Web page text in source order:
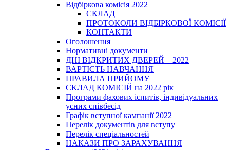
Відбіркова комісія 2022
СКЛАД
ПРОТОКОЛИ ВІДБІРКОВОЇ КОМІСІЇ
КОНТАКТИ
Оголошення
Нормативні документи
ДНІ ВІДКРИТИХ ДВЕРЕЙ – 2022
ВАРТІСТЬ НАВЧАННЯ
ПРАВИЛА ПРИЙОМУ
СКЛАД КОМІСІЙ на 2022 рік
Програми фахових іспитів, індивідуальних
усних співбесід
Графік вступної кампанії 2022
Перелік документів для вступу
Перелік спеціальностей
НАКАЗИ ПРО ЗАРАХУВАННЯ